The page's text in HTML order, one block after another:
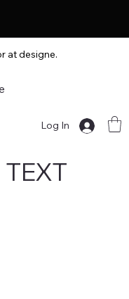
at designe.